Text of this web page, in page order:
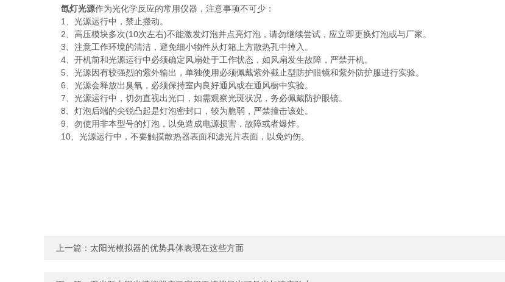
氙灯光源作为光化学反应的常用仪器，注意事项不可少：
1、光源运行中，禁止搬动。
2、高压模块多次(10次左右)不能激发灯泡并点亮灯泡，请勿继续尝试，应立即更换灯泡或与厂家。
3、注意工作环境的清洁，避免细小物件从灯箱上方散热孔中掉入。
4、开机前和光源运行中必须确定风扇处于工作状态，如风扇发生故障，严禁开机。
5、光源因有较强烈的紫外输出，单独使用必须佩戴紫外截止型防护眼镜和紫外防护服进行实验。
6、光源会释放出臭氧，必须保持室内良好通风或在通风橱中实验。
7、光源运行中，切勿直视出光口，如需观察光斑状况，务必佩戴防护眼镜。
8、灯泡后端的尖锐凸起是灯泡密封口，较为脆弱，严禁撞击该处。
9、勿使用非本型号的灯泡，以免造成电源损害，故障或者爆炸。
10、光源运行中，不要触摸散热器表面和滤光片表面，以免灼伤。
上一篇： 太阳光模拟器的优势具体表现在这些方面